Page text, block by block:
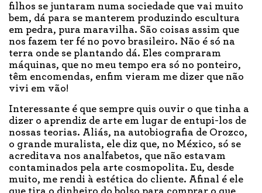
filhos se juntaram numa sociedade que vai muito
bem, dá para se manterem produzindo escultura
em pedra, pura maravilha. São coisas assim que
nos fazem ter fé no povo brasileiro. Não é só na
terra onde se plantando dá. Eles compraram
máquinas, que no meu tempo era só no ponteiro,
têm encomendas, enfim vieram me dizer que não
vivi em vão!
Interessante é que sempre quis ouvir o que tinha a
dizer o aprendiz de arte em lugar de entupi-los de
nossas teorias. Aliás, na autobiografia de Orozco,
o grande muralista, ele diz que, no México, só se
acreditava nos analfabetos, que não estavam
contaminados pela arte cosmopolita. Eu, desde
muito, me rendi à estética do cliente. Afinal é ele